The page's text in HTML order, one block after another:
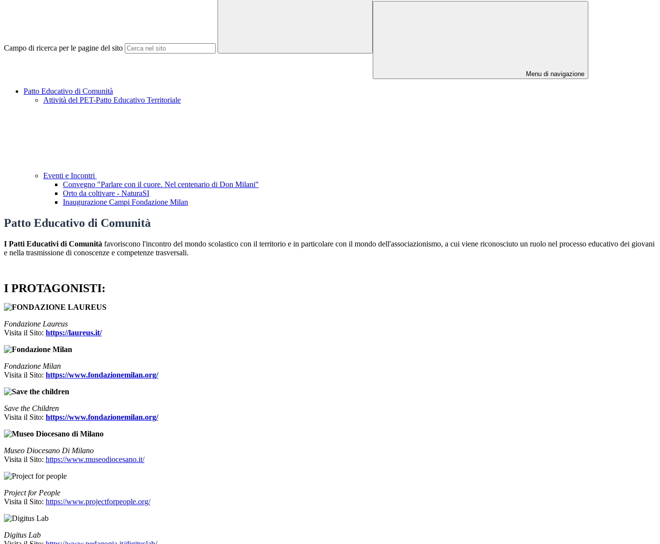
Campo di ricerca per le pagine del sito
Menu di navigazione
Patto Educativo di Comunità
Attività del PET-Patto Educativo Territoriale
Eventi e Incontri
Convegno "Parlare con il cuore. Nel centenario di Don Milani"
Orto da coltivare - NaturaSI
Inaugurazione Campi Fondazione Milan
Patto Educativo di Comunità
I Patti Educativi di Comunità favoriscono l'incontro del mondo scolastico con il territorio e in particolare con il mondo dell'associazionismo, a cui viene riconosciuto un ruolo nel processo educativo dei giovani
e nella trasmissione di conoscenze e competenze trasversali.
I PROTAGONISTI:
Fondazione Laureus
Visita il Sito: https://laureus.it/
Fondazione Milan
Visita il Sito: https://www.fondazionemilan.org/
Save the Children
Visita il Sito: https://www.fondazionemilan.org/
Museo Diocesano Di Milano
Visita il Sito: https://www.museodiocesano.it/
Project for People
Visita il Sito: https://www.projectforpeople.org/
Digitus Lab